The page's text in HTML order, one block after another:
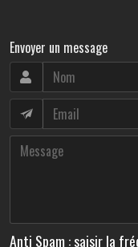
Envoyer un message
Anti Spam : saisir la